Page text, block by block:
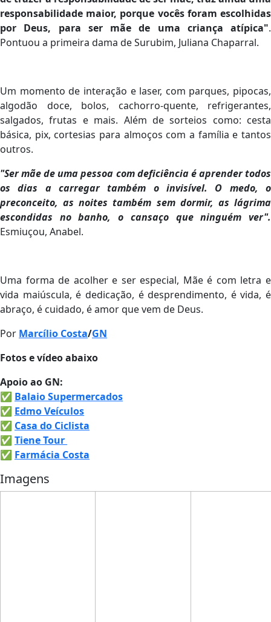
responsabilidade maior, porque vocês foram escolhidas
por Deus, para ser mãe de uma criança atípica".
Pontuou a primeira dama de Surubim, Juliana Chaparral.
Um momento de interação e laser, com parques, pipocas,
algodão doce, bolos, cachorro-quente, refrigerantes,
salgados, frutas e mais. Além de sorteios como: cesta
básica, pix, cortesias para almoços com a família e tantos
outros.
"Ser mãe de uma pessoa com deficiência é aprender todos
os dias a carregar também o invisível. O medo, o
preconceito, as noites também sem dormir, as lágrima
escondidas no banho, o cansaço que ninguém ver".
Esmiuçou, Anabel.
Uma forma de acolher e ser especial, Mãe é com letra e
vida maiúscula, é dedicação, é desprendimento, é vida, é
abraço, é cuidado, é amor que vem de Deus.
Por Marcílio Costa/GN
Fotos e vídeo abaixo
Apoio ao GN:
✅ Balaio Supermercados
✅ Edmo Veículos
✅ Casa do Ciclista
✅ Tiene Tour
✅ Farmácia Costa
Imagens